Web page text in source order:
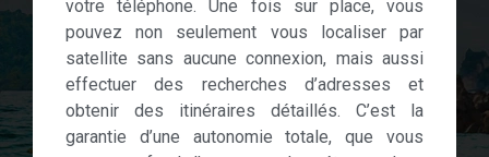
votre téléphone. Une fois sur place, vous
pouvez non seulement vous localiser par
satellite sans aucune connexion, mais aussi
effectuer des recherches d’adresses et
obtenir des itinéraires détaillés. C’est la
garantie d’une autonomie totale, que vous